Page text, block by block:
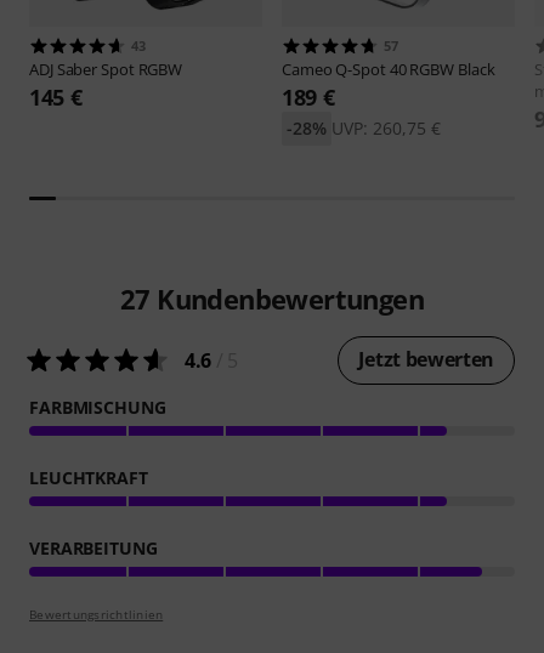
43
ADJ Saber Spot RGBW
145 €
57
Cameo Q-Spot 40 RGBW Black
189 €
UVP: 260,75 €
-28%
27 Kundenbewertungen
4.6 Jetzt bewerten
FARBMISCHUNG
LEUCHTKRAFT
VERARBEITUNG
Bewertungsrichtlinien